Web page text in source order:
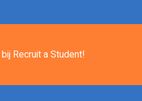
bij Recruit a Student!